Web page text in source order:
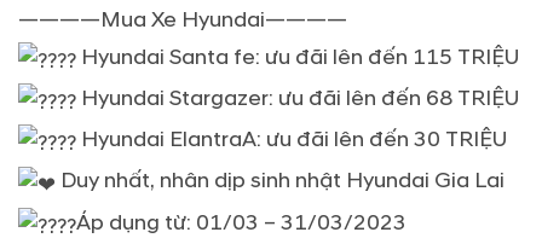
————Mua Xe Hyundai————
Hyundai Santa fe: ưu đãi lên đến 115 TRIỆU
Hyundai Stargazer: ưu đãi lên đến 68 TRIỆU
Hyundai ElantraA: ưu đãi lên đến 30 TRIỆU
Duy nhất, nhân dịp sinh nhật Hyundai Gia Lai
Áp dụng từ: 01/03 – 31/03/2023